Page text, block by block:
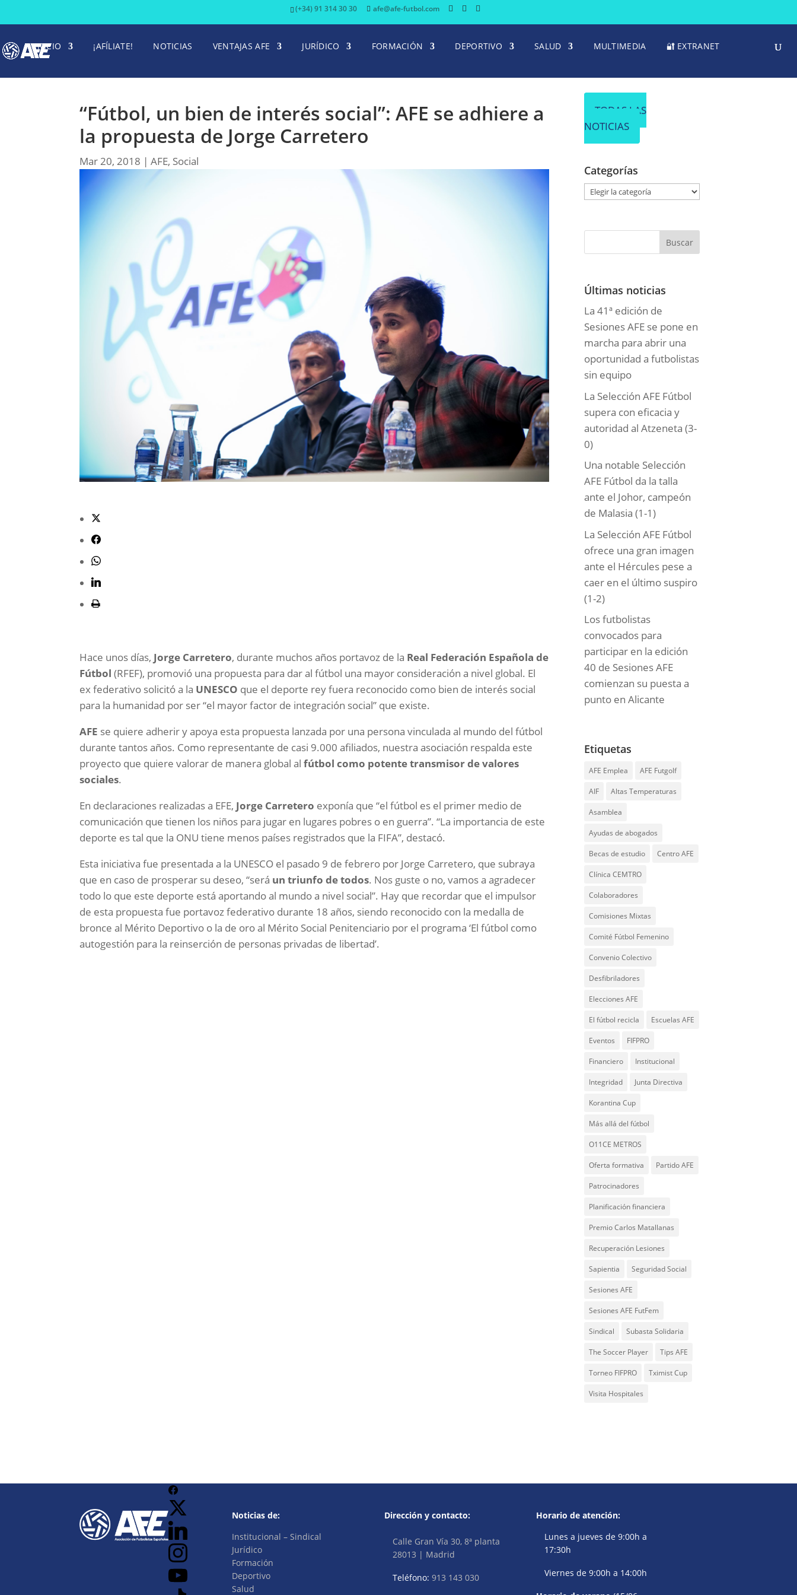
(+34) 91 314 30 30 afe@afe-futbol.com
INICIO ¡AFÍLIATE! NOTICIAS VENTAJAS AFE JURÍDICO FORMACIÓN DEPORTIVO SALUD MULTIMEDIA 🔐 EXTRANET
“Fútbol, un bien de interés social”: AFE se adhiere a
la propuesta de Jorge Carretero
Mar 20, 2018 |AFE, Social
Hace unos días, Jorge Carretero, durante muchos años portavoz de la Real Federación Española de
Fútbol (RFEF), promovió una propuesta para dar al fútbol una mayor consideración a nivel global. El
ex federativo solicitó a la UNESCO que el deporte rey fuera reconocido como bien de interés social
para la humanidad por ser “el mayor factor de integración social” que existe.
AFE se quiere adherir y apoya esta propuesta lanzada por una persona vinculada al mundo del fútbol
durante tantos años. Como representante de casi 9.000 afiliados, nuestra asociación respalda este
proyecto que quiere valorar de manera global alfútbol como potente transmisor de valores
sociales.
En declaraciones realizadas a EFE, Jorge Carretero exponía que “el fútbol es el primer medio de
comunicación que tienen los niños para jugar en lugares pobres o en guerra”. “La importancia de este
deporte es tal que la ONU tiene menos países registrados que la FIFA”, destacó.
Esta iniciativa fue presentada a la UNESCO el pasado 9 de febrero por Jorge Carretero, que subraya
que en caso de prosperar su deseo, “será un triunfo de todos. Nos guste o no, vamos a agradecer
todo lo que este deporte está aportando al mundo a nivel social”. Hay que recordar que el impulsor
de esta propuesta fue portavoz federativo durante 18 años, siendo reconocido con la medalla de
bronce al Mérito Deportivo o la de oro al Mérito Social Penitenciario por el programa ‘El fútbol como
autogestión para la reinserción de personas privadas de libertad’.
TODAS LAS
NOTICIAS
Categorías
g
r
a
s
Últimas noticias
La 41ª edición de
Sesiones AFE se pone en
marcha para abrir una
oportunidad a futbolistas
sin equipo
La Selección AFE Fútbol
supera con eficacia y
autoridad al Atzeneta (3-
0)
Una notable Selección
AFE Fútbol da la talla
ante el Johor, campeón
de Malasia (1-1)
La Selección AFE Fútbol
ofrece una gran imagen
ante el Hércules pese a
caer en el último suspiro
(1-2)
Los futbolistas
convocados para
participar en la edición
40 de Sesiones AFE
comienzan su puesta a
punto en Alicante
Etiquetas
AFE Emplea AFE Futgolf
AIF Altas Temperaturas
Asamblea
Ayudas de abogados
Becas de estudio Centro AFE
Clínica CEMTRO
Colaboradores
Comisiones Mixtas
Comité Fútbol Femenino
Convenio Colectivo
Desfibriladores
Elecciones AFE
El fútbol recicla Escuelas AFE
Eventos FIFPRO
Financiero Institucional
Integridad Junta Directiva
Korantina Cup
Más allá del fútbol
O11CE METROS
Oferta formativa Partido AFE
Patrocinadores
Planificación financiera
Premio Carlos Matallanas
Recuperación Lesiones
Sapientia Seguridad Social
Sesiones AFE
Sesiones AFE FutFem
Sindical Subasta Solidaria
The Soccer Player Tips AFE
Torneo FIFPRO Tximist Cup
Visita Hospitales
Noticias de:
Institucional – Sindical
Jurídico
Formación
Deportivo
Salud
Dirección y contacto:
Calle Gran Vía 30, 8ª planta
28013 | Madrid
Teléfono: 913 143 030
Horario de atención:
Lunes a jueves de 9:00h a
17:30h
Viernes de 9:00h a 14:00h